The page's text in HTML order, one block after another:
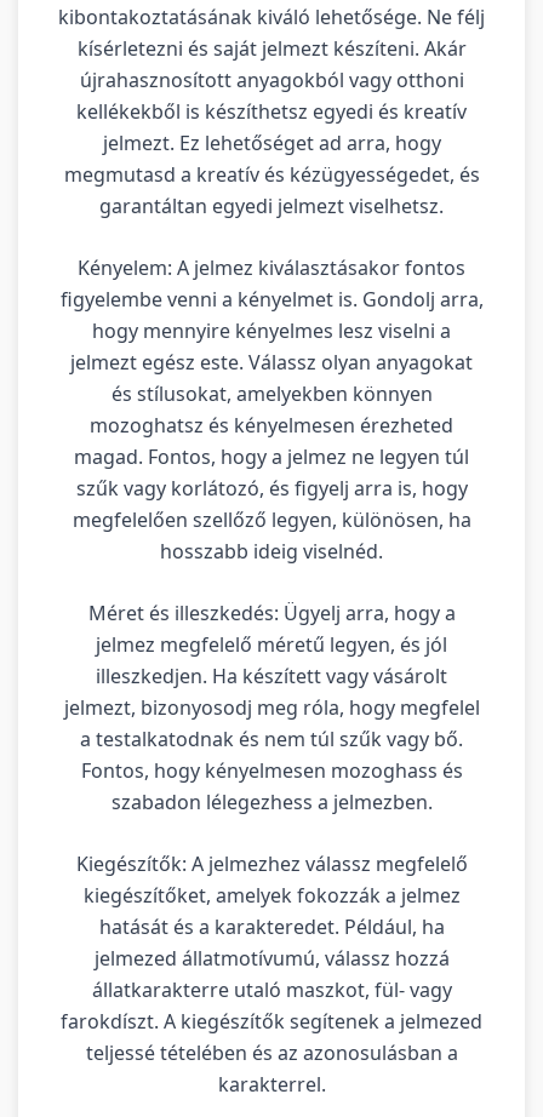
kibontakoztatásának kiváló lehetősége. Ne félj
kísérletezni és saját jelmezt készíteni. Akár
újrahasznosított anyagokból vagy otthoni
kellékekből is készíthetsz egyedi és kreatív
jelmezt. Ez lehetőséget ad arra, hogy
megmutasd a kreatív és kézügyességedet, és
garantáltan egyedi jelmezt viselhetsz.
Kényelem: A jelmez kiválasztásakor fontos
figyelembe venni a kényelmet is. Gondolj arra,
hogy mennyire kényelmes lesz viselni a
jelmezt egész este. Válassz olyan anyagokat
és stílusokat, amelyekben könnyen
mozoghatsz és kényelmesen érezheted
magad. Fontos, hogy a jelmez ne legyen túl
szűk vagy korlátozó, és figyelj arra is, hogy
megfelelően szellőző legyen, különösen, ha
hosszabb ideig viselnéd.
Méret és illeszkedés: Ügyelj arra, hogy a
jelmez megfelelő méretű legyen, és jól
illeszkedjen. Ha készített vagy vásárolt
jelmezt, bizonyosodj meg róla, hogy megfelel
a testalkatodnak és nem túl szűk vagy bő.
Fontos, hogy kényelmesen mozoghass és
szabadon lélegezhess a jelmezben.
Kiegészítők: A jelmezhez válassz megfelelő
kiegészítőket, amelyek fokozzák a jelmez
hatását és a karakteredet. Például, ha
jelmezed állatmotívumú, válassz hozzá
állatkarakterre utaló maszkot, fül- vagy
farokdíszt. A kiegészítők segítenek a jelmezed
teljessé tételében és az azonosulásban a
karakterrel.